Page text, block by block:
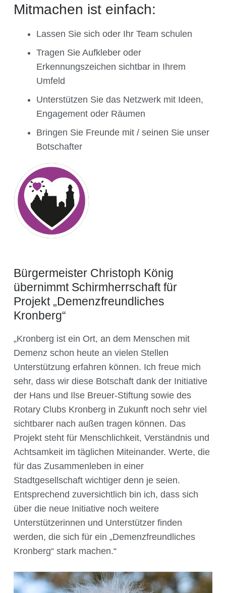
Mitmachen ist einfach:
Lassen Sie sich oder Ihr Team schulen
Tragen Sie Aufkleber oder
Erkennungszeichen sichtbar in Ihrem
Umfeld
Unterstützen Sie das Netzwerk mit Ideen,
Engagement oder Räumen
Bringen Sie Freunde mit / seinen Sie unser
Botschafter
Bürgermeister Christoph König
übernimmt Schirmherrschaft für
Projekt „Demenzfreundliches
Kronberg“
„Kronberg ist ein Ort, an dem Menschen mit
Demenz schon heute an vielen Stellen
Unterstützung erfahren können. Ich freue mich
sehr, dass wir diese Botschaft dank der Initiative
der Hans und Ilse Breuer-Stiftung sowie des
Rotary Clubs Kronberg in Zukunft noch sehr viel
sichtbarer nach außen tragen können. Das
Projekt steht für Menschlichkeit, Verständnis und
Achtsamkeit im täglichen Miteinander. Werte, die
für das Zusammenleben in einer
Stadtgesellschaft wichtiger denn je seien.
Entsprechend zuversichtlich bin ich, dass sich
über die neue Initiative noch weitere
Unterstützerinnen und Unterstützer finden
werden, die sich für ein „Demenzfreundliches
Kronberg“ stark machen.“